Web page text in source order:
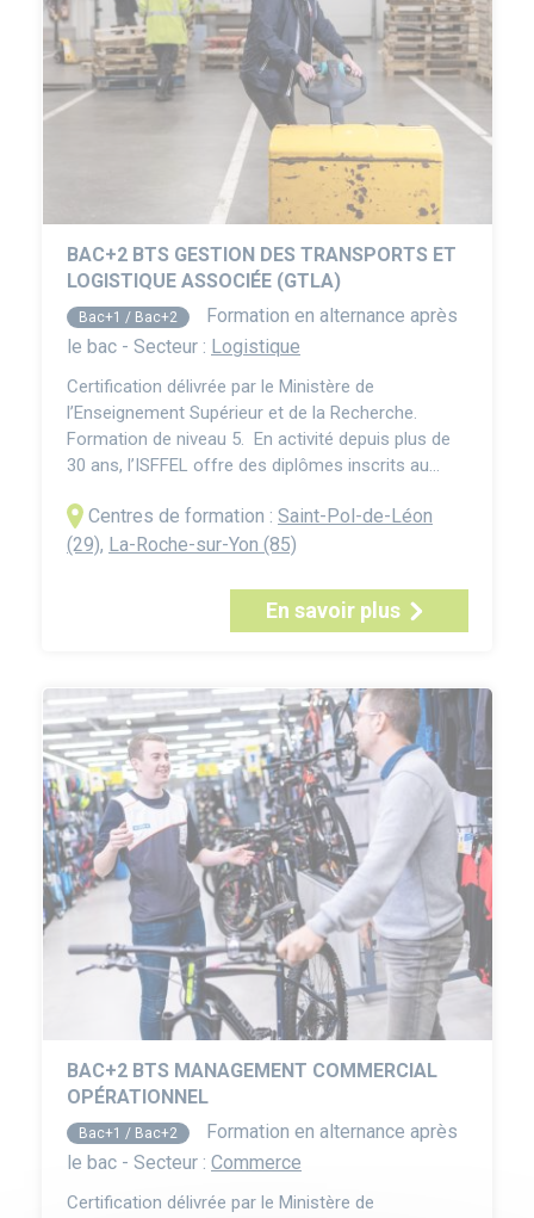
BAC+2 BTS GESTION DES TRANSPORTS ET
LOGISTIQUE ASSOCIÉE (GTLA)
Bac+1 / Bac+2
Formation en alternance après
le bac - Secteur : Logistique
Certification délivrée par le Ministère de
l’Enseignement Supérieur et de la Recherche.
Formation de niveau 5. En activité depuis plus de
30 ans, l’ISFFEL offre des diplômes inscrits au
professionnels) totalisent généralement deux ans
de formation après le bac. Le BTS Gestion des
Centres de formation : Saint-Pol-de-Léon
(29), La-Roche-sur-Yon (85)
En savoir plus
BAC+2 BTS MANAGEMENT COMMERCIAL
OPÉRATIONNEL
Bac+1 / Bac+2
Formation en alternance après
le bac - Secteur : Commerce
Certification délivrée par le Ministère de